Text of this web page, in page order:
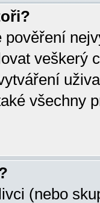
veškerý
všechny
(nebo